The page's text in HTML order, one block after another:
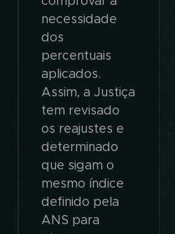
necessidade
dos
percentuais
aplicados.
Assim, a Justiça
tem revisado
os reajustes e
determinado
que sigam o
mesmo índice
definido pela
ANS para